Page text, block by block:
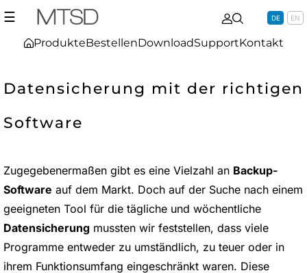
☰
ProdukteBestellenDownloadSupportKontakt
DE EN
Datensicherung mit der richtigen
Software
Zugegebenermaßen gibt es eine Vielzahl an Backup-
Software auf dem Markt. Doch auf der Suche nach einem
geeigneten Tool für die tägliche und wöchentliche
Datensicherung mussten wir feststellen, dass viele
Programme entweder zu umständlich, zu teuer oder in
ihrem Funktionsumfang eingeschränkt waren. Diese